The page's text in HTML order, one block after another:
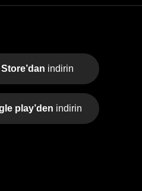
indirin
play’den indirin